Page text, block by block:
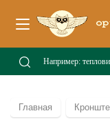
Главная